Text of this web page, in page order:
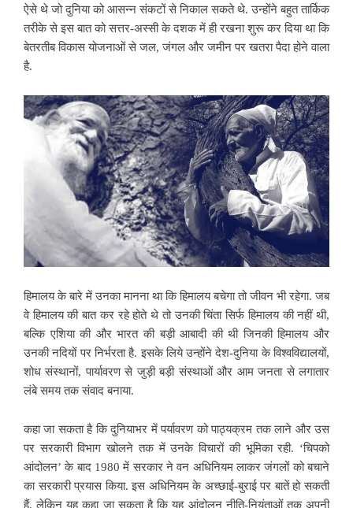
ऐसे थे जो दुनिया को आसन्न संकटों से निकाल सकते थे. उन्होंने बहुत तार्किक
तरीके से इस बात को सत्तर-अस्सी के दशक में ही रखना शुरू कर दिया था कि
बेतरतीब विकास योजनाओं से जल, जंगल और जमीन पर खतरा पैदा होने वाला
है.
हिमालय के बारे में उनका मानना था कि हिमालय बचेगा तो जीवन भी रहेगा. जब
वे हिमालय की बात कर रहे होते थे तो उनकी चिंता सिर्फ हिमालय की नहीं थी,
बल्कि एशिया की और भारत की बड़ी आबादी की थी जिनकी हिमालय और
उनकी नदियों पर निर्भरता है. इसके लिये उन्होंने देश-दुनिया के विश्वविद्यालयों,
शोध संस्थानों, पार्यावरण से जुड़ी बड़ी संस्थाओं और आम जनता से लगातार
लंबे समय तक संवाद बनाया.
कहा जा सकता है कि दुनियाभर में पर्यावरण को पाठ्यक्रम तक लाने और उस
पर सरकारी विभाग खोलने तक में उनके विचारों की भूमिका रही. ‘चिपको
आंदोलन’ के बाद 1980 में सरकारने वन अधिनियम लाकर जंगलों को बचाने
का सरकारी प्रयास किया. इस अधिनियम के अच्छाई-बुराई पर बातें हो सकती
हैं, लेकिन यह कहा जा सकता है कि यह आंदोलन नीति-नियंताओं तक अपनी